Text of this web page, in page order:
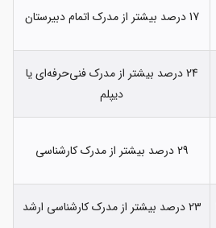
17 درصد بیشتر از مدرک اتمام دبیرستان
24 درصد بیشتر از مدرک فنی‌حرفه‌ای یا
دیپلم
29 درصد بیشتر از مدرک کارشناسی
23 درصد بیشتر از مدرک کارشناسی ارشد